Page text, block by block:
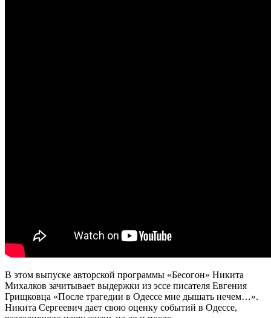
В этом выпуске авторской программы «Бесогон» Никита
Михалков зачитывает выдержки из эссе писателя Евгения
Грищковца «После трагедии в Одессе мне дышать нечем…».
Никита Сергеевич дает свою оценку событий в Одессе,